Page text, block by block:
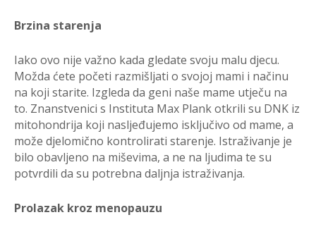
Brzina starenja
Iako ovo nije važno kada gledate svoju malu djecu.
Možda ćete početi razmišljati o svojoj mami i načinu
na koji starite. Izgleda da geni naše mame utječu na
to. Znanstvenici s Instituta Max Plank otkrili su DNK iz
mitohondrija koji nasljeđujemo isključivo od mame, a
može djelomično kontrolirati starenje. Istraživanje je
bilo obavljeno na miševima, a ne na ljudima te su
potvrdili da su potrebna daljnja istraživanja.
Prolazak kroz menopauzu